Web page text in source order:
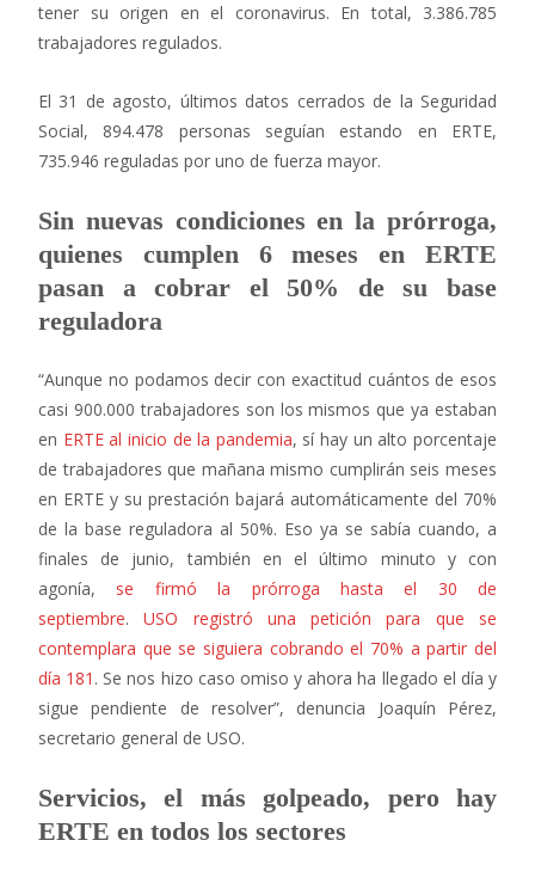
tener su origen en el coronavirus. En total, 3.386.785
trabajadores regulados.
El 31 de agosto, últimos datos cerrados de la Seguridad
Social, 894.478 personas seguían estando en ERTE,
735.946 reguladas por uno de fuerza mayor.
Sin nuevas condiciones en la prórroga,
quienes cumplen 6 meses en ERTE
pasan a cobrar el 50% de su base
reguladora
“Aunque no podamos decir con exactitud cuántos de esos
casi 900.000 trabajadores son los mismos que ya estaban
en ERTE al inicio de la pandemia, sí hay un alto porcentaje
de trabajadores que mañana mismo cumplirán seis meses
en ERTE y su prestación bajará automáticamente del 70%
de la base reguladora al 50%. Eso ya se sabía cuando, a
finales de junio, también en el último minuto y con
agonía, se firmó la prórroga hasta el 30 de
septiembre.USO registró una petición para que se
contemplara que se siguiera cobrando el 70% a partir del
día 181 . Se nos hizo caso omiso y ahora ha llegado el día y
sigue pendiente de resolver”, denuncia Joaquín Pérez,
secretario general de USO.
Servicios, el más golpeado, pero hay
ERTE en todos los sectores